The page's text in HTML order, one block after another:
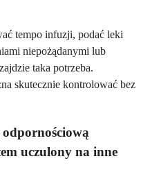
tempo infuzji, podać leki
niepożądanymi lub
taka potrzeba.
skutecznie kontrolować bez
uczulony na inne